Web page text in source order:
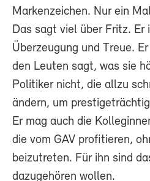
Markenzeichen. Nur ein
Das sagt viel über Fritz. Er
Überzeugung und Treue.
den Leuten sagt, was sie
Politiker nicht, die allzu
ändern, um
Er mag auch die
die vom GAV profitieren,
beizutreten. Für ihn sind
dazugehören wollen.